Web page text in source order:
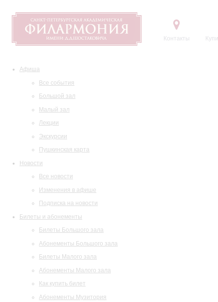
Контакты
Афиша
Все события
Большой зал
Малый зал
Лекции
Экскурсии
Пушкинская карта
Новости
Все новости
Изменения в афише
Подписка на новости
Билеты и абонементы
Билеты Большого зала
Абонементы Большого зала
Билеты Малого зала
Абонементы Малого зала
Как купить билет
Абонементы Музитория